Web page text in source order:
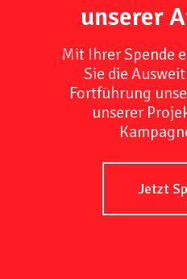
unserer
Mit Ihrer Spende
Sie die
Fortführung
unserer
Jetzt